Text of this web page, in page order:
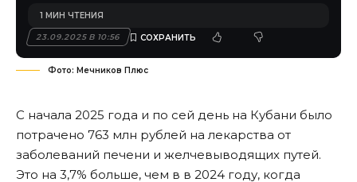
23.09.2025 В 10:56
1 МИН ЧТЕНИЯ
Фото: Мечников Плюс
С начала 2025 года и по сей день на Кубани было
потрачено 763 млн рублей на лекарства от
заболеваний печени и желчевыводящих путей.
Это на 3,7% больше, чем в в 2024 году, когда